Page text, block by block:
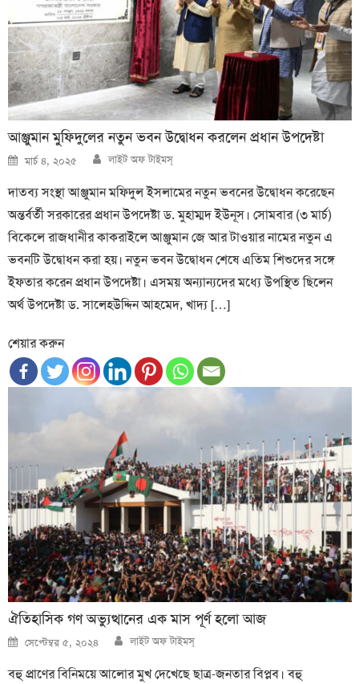
আঞ্জুমান মুফিদুলের নতুন ভবন উদ্বোধন করলেন প্রধান উপদেষ্টা
Posted
on
মার্চ ৪, ২০২৫ Author
লাইট অফ টাইমস্
দাতব্য সংস্থা আঞ্জুমান মফিদুল ইসলামের নতুন ভবনের উদ্বোধন করেছেন
অন্তর্বর্তী সরকারের প্রধান উপদেষ্টা ড. মুহাম্মদ ইউনূস। সোমবার (৩ মার্চ)
বিকেলে রাজধানীর কাকরাইলে আঞ্জুমান জে আর টাওয়ার নামের নতুন এ
ভবনটি উদ্বোধন করা হয়। নতুন ভবন উদ্বোধন শেষে এতিম শিশুদের সঙ্গে
ইফতার করেন প্রধান উপদেষ্টা। এসময় অন‍্যান‍্যদের মধ্যে উপস্থিত ছিলেন
অর্থ উপদেষ্টা ড. সালেহউদ্দিন আহমেদ, খাদ্য […]
শেয়ার করুন
ঐতিহাসিক গণ অভ্যুত্থানের এক মাস পূর্ণ হলো আজ
Posted
on
সেপ্টেম্বর ৫, ২০২৪ Author
লাইট অফ টাইমস্
বহু প্রাণের বিনিময়ে আলোর মুখ দেখেছে ছাত্র-জনতার বিপ্লব। বহু